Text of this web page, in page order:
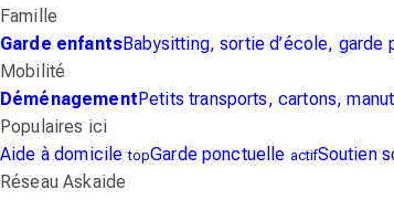
Famille
Garde enfantsBabysitting, sortie d’école, garde
Mobilité
DéménagementPetits transports, cartons,
Populaires ici
Aide à domiciletopGarde ponctuelle actifSoutien
Réseau Askaide